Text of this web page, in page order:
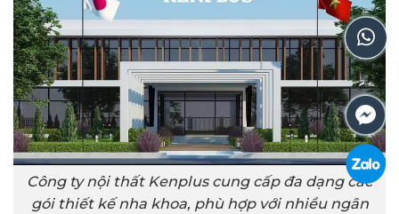
Công ty nội thất Kenplus cung cấp đa dạng các
gói thiết kế nha khoa, phù hợp với nhiều ngân